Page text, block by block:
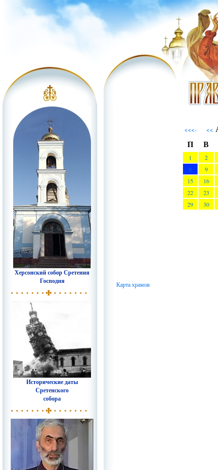
Херсонский собор Сретения
Господня
Исторические даты
Сретенского
собора
<<<- <<
П
В
1
2
8
9
15
16
22
23
29
30
Карта храмов